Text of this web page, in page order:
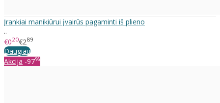
Įrankiai manikiūrui įvairūs pagaminti iš plieno
..
€020€289
Daugiau
Akcija -97%